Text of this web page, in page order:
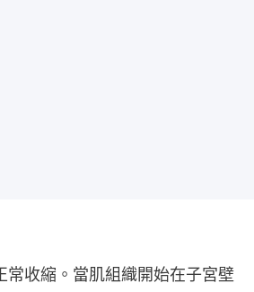
常收縮。當肌組織開始在子宮壁